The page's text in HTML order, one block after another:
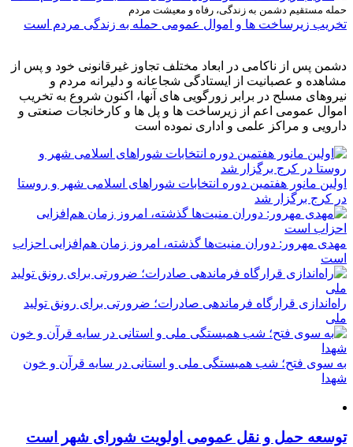
حمله مستقیم دشمن به زندگی، رفاه و معیشت مردم
تخریب زیرساخت ها و اموال عمومی حمله به زندگی مردم است
دشمن پس از ناکامی در ابعاد مختلف تجاوز غیرقانونی خود و پس از
مشاهده و عصبانیت از ایستادگی شجاعانه و دلیرانه مردم و
نیروهای مسلح در برابر زورگویی های آنها، اکنون شروع به تخریب
اموال عمومی اعم از زیرساخت ها و پل ها و کارخانجات صنعتی و
دارویی و مراکز علمی و اداری نموده است
اولین مانور هفتمین دوره انتخابات شوراهای اسلامی شهر و روستا
در کرج برگزار شد
مهدی مهرور: دوران منیت‌ها گذشته، امروز زمان هم‌افزایی احزاب
است
راه‌اندازی قرارگاه فرماندهی صادرات؛ ضرورتی برای رونق تولید
ملی
به سوی فتح؛ شب همبستگی ملی و استانی در سایه قرآن و خون
شهدا
توسعه حمل و نقل عمومی اولویت شورای شهر است